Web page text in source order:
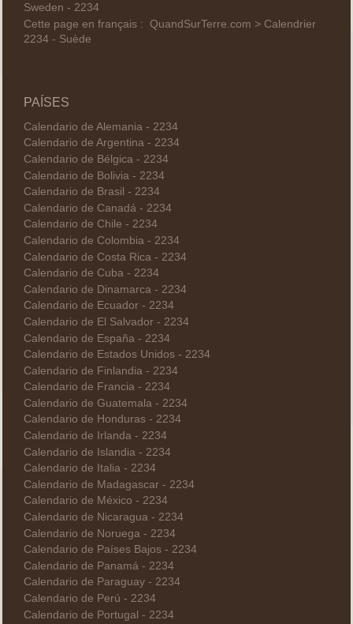
Sweden - 2234
Cette page en français : QuandSurTerre.com > Calendrier
2234 - Suède
PAÍSES
Calendario de Alemania - 2234
Calendario de Argentina - 2234
Calendario de Bélgica - 2234
Calendario de Bolivia - 2234
Calendario de Brasil - 2234
Calendario de Canadá - 2234
Calendario de Chile - 2234
Calendario de Colombia - 2234
Calendario de Costa Rica - 2234
Calendario de Cuba - 2234
Calendario de Dinamarca - 2234
Calendario de Ecuador - 2234
Calendario de El Salvador - 2234
Calendario de España - 2234
Calendario de Estados Unidos - 2234
Calendario de Finlandia - 2234
Calendario de Francia - 2234
Calendario de Guatemala - 2234
Calendario de Honduras - 2234
Calendario de Irlanda - 2234
Calendario de Islandia - 2234
Calendario de Italia - 2234
Calendario de Madagascar - 2234
Calendario de México - 2234
Calendario de Nicaragua - 2234
Calendario de Noruega - 2234
Calendario de Países Bajos - 2234
Calendario de Panamá - 2234
Calendario de Paraguay - 2234
Calendario de Perú - 2234
Calendario de Portugal - 2234